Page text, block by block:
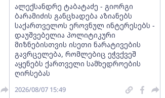
ალექსანდრე ტაბატაძე - გიორგი
ბარამიძის განცხადება აზიანებს
საქართველოს ეროვნულ ინტერესებს -
დაუშვებელია პოლიტიკური
მიზნებისთვის ისეთი ნარატივების
გავრცელება, რომლებიც ეჭვქვეშ
აყენებს ქართველი სამხედროების
ღირსებას
2026/08/07 15:49